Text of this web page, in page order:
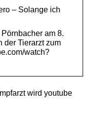
– Solange ich
am 8.
der Tierarzt zum
watch?
wird youtube